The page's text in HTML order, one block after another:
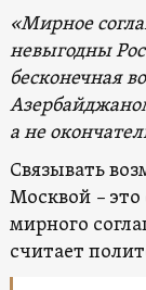
«Мирное
невыгодны
бесконечная
а не
Связывать
Москвой –это
мирного
считает